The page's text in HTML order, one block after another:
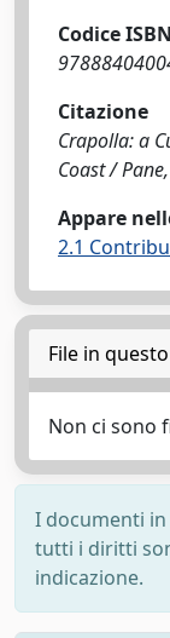
Codice ISBN
Citazione
Crapolla: a
Coast /
Appare
2.1
File in
Non ci sono
I documenti
tutti i diritti
indicazione.